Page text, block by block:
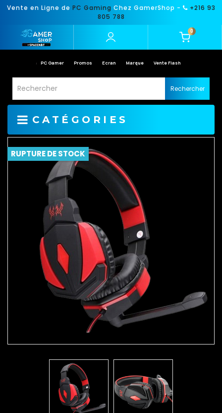
Vente en Ligne de PC Gaming Chez GamerShop -
+216 93
805 788
0
PC Gamer Promos Ecran Marque Vente Flash
Rechercher
CATÉGORIES
RUPTURE DE STOCK